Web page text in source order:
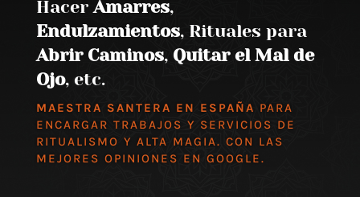
Hacer Amarres,
Endulzamientos, Rituales para
Abrir Caminos, Quitar el Mal de
Ojo, etc.
MAESTRA SANTERA EN ESPAÑA PARA
ENCARGAR TRABAJOS Y SERVICIOS DE
RITUALISMO Y ALTA MAGIA. CON LAS
MEJORES OPINIONES EN GOOGLE.